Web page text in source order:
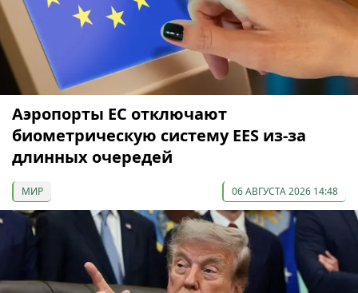
Аэропорты ЕС отключают
биометрическую систему EES из-за
длинных очередей
МИР 06 АВГУСТА 2026 14:48